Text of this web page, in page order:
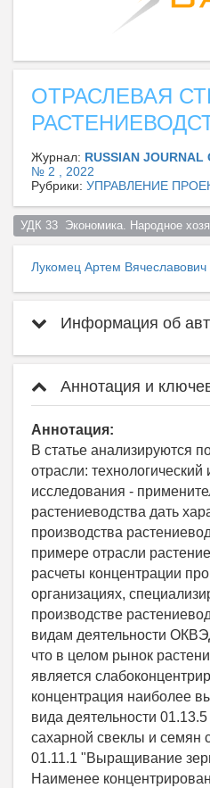
ОТРАСЛЕВАЯ
Журнал: RUSSIAN JOURNAL
№ 2 , 2022
Рубрики: УПРАВЛЕНИЕ
УДК 33  Экономика. Народное
Лукомец Артем Вячеславович
Информация об
Аннотация и
Аннотация:
В статье анализируются
отрасли:
исследования -
растениеводства дать
производства
примере отрасли
расчеты концентрации
организациях,
производстве
видам деятельности
что в целом рынок
является
концентрация наиболее
вида деятельности
сахарной свеклы и семян
01.11.1 "Выращивание
Наименее